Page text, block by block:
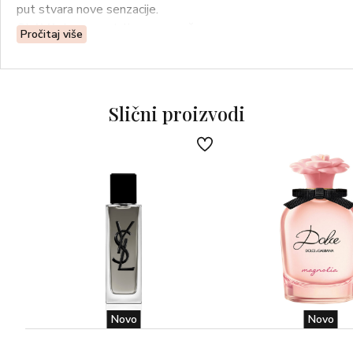
put stvara nove senzacije.
GLAVA: bergamot, limun, naranča
SRCE: breskva, jasmin, cedar, pačuli, magnolija
BAZA: vanilija, tonka, mošus, kruška, heliotrop
Pročitaj više
Slični proizvodi
Novo Novo